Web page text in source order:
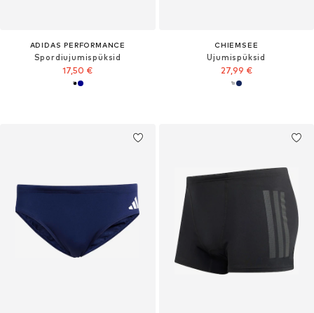
ADIDAS PERFORMANCE
Spordiujumispüksid
17,50 €
CHIEMSEE
Ujumispüksid
27,99 €